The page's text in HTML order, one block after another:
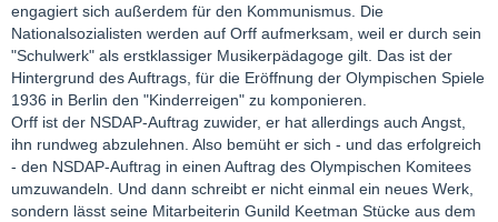
engagiert sich außerdem für den Kommunismus. Die
Nationalsozialisten werden auf Orff aufmerksam, weil er durch sein
"Schulwerk" als erstklassiger Musikerpädagoge gilt. Das ist der
Hintergrund des Auftrags, für die Eröffnung der Olympischen Spiele
1936 in Berlin den "Kinderreigen" zu komponieren.
Orff ist der NSDAP-Auftrag zuwider, er hat allerdings auch Angst,
ihn rundweg abzulehnen. Also bemüht er sich - und das erfolgreich
- den NSDAP-Auftrag in einen Auftrag des Olympischen Komitees
umzuwandeln. Und dann schreibt er nicht einmal ein neues Werk,
sondern lässt seine Mitarbeiterin Gunild Keetman Stücke aus dem